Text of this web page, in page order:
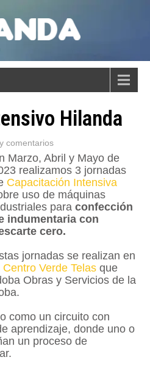
Hilanda
comentarios
Marzo, Abril y Mayo de
realizamos 3 jornadas
Capacitación Intensiva
uso de máquinas
para confección
indumentaria con
cero.
jornadas se realizan en
Centro Verde Telasque
Obras y Servicios de la
como un circuito con
aprendizaje, donde uno o
un proceso de